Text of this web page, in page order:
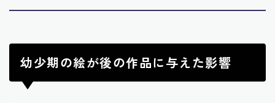
幼少期の絵が後の作品に与えた影響